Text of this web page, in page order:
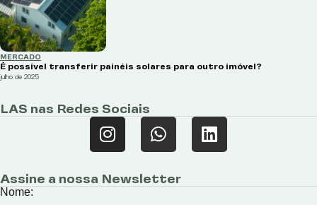
MERCADO
É possível transferir painéis solares para outro imóvel?
julho de 2025
LAS nas Redes Sociais
Assine a nossa Newsletter
Nome: